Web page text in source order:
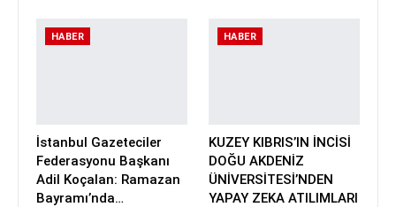
HABER
İstanbul Gazeteciler
Federasyonu Başkanı
Adil Koçalan: Ramazan
Bayramı’nda…
HABER
KUZEY KIBRIS’IN İNCİSİ
DOĞU AKDENİZ
ÜNİVERSİTESİ’NDEN
YAPAY ZEKA ATILIMLARI